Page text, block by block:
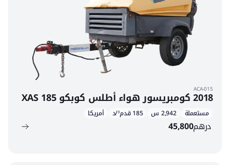
ACA-015
2018 كومبريسور هواء أطلس كوبكو XAS 185
مستعملة 2,942 س 185 قدم³/د أمريكا
درهم45,800